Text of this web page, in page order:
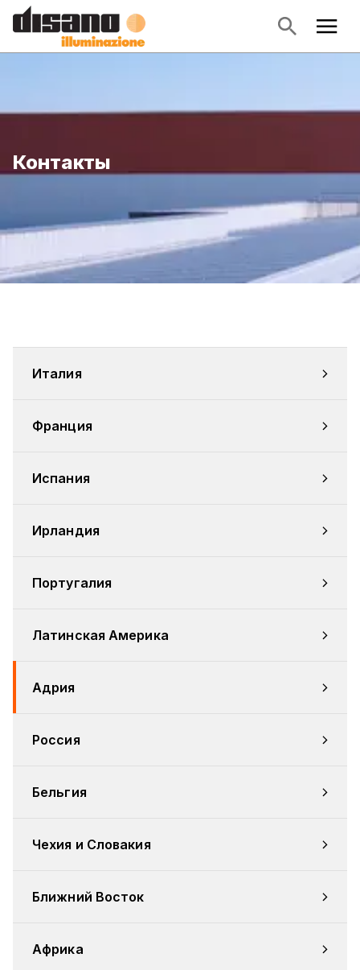
Контакты
Италия
Франция
Испания
Ирландия
Португалия
Латинская Америка
Адрия
Россия
Бельгия
Чехия и Словакия
Ближний Восток
Африка